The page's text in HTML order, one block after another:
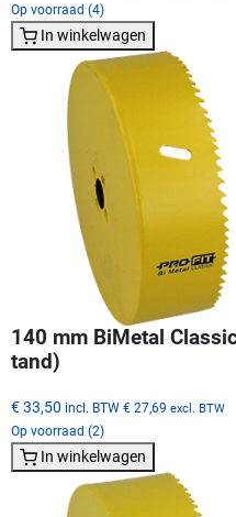
Op voorraad (4)
In winkelwagen
140 mm BiMetal
tand)
€ 33,50 incl. BTW € 27,69 excl. BTW
Op voorraad (2)
In winkelwagen